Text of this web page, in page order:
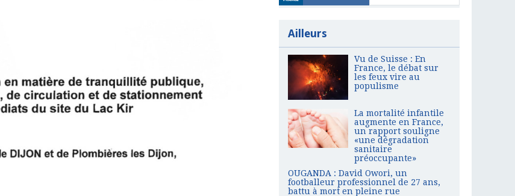
Ailleurs
Vu de Suisse : En
France, le débat sur
les feux vire au
populisme
La mortalité infantile
augmente en France,
un rapport souligne
«une dégradation
sanitaire
préoccupante»
OUGANDA : David Owori, un
footballeur professionnel de 27 ans,
battu à mort en pleine rue